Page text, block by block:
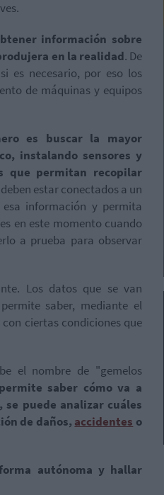
información sobre
en la realidad. De
es necesario, por eso los
de máquinas y equipos
es buscar la mayor
instalando sensores y
que permitan recopilar
estar conectados a un
información y permita
en este momento cuando
a prueba para observar
Los datos que se van
saber, mediante el
ciertas condiciones que
el nombre de "gemelos
saber cómo va a
puede analizar cuáles
de daños, accidentes o
autónoma y hallar